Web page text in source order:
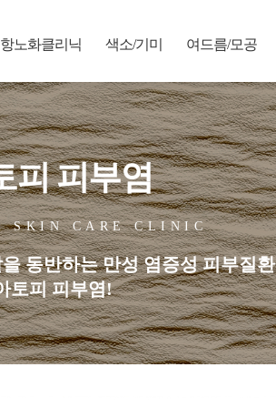
항노화클리닉 색소/기미 여드름/모공
피 피부염
SKIN CARE CLINIC
동반하는 만성 염증성 피부질환
토피 피부염!